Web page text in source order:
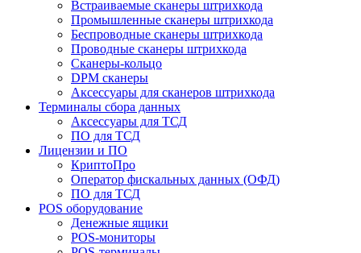
Встраиваемые сканеры штрихкода
Промышленные сканеры штрихкода
Беспроводные сканеры штрихкода
Проводные сканеры штрихкода
Сканеры-кольцо
DPM сканеры
Аксессуары для сканеров штрихкода
Терминалы сбора данных
Аксессуары для ТСД
ПО для ТСД
Лицензии и ПО
КриптоПро
Оператор фискальных данных (ОФД)
ПО для ТСД
POS оборудование
Денежные ящики
POS-мониторы